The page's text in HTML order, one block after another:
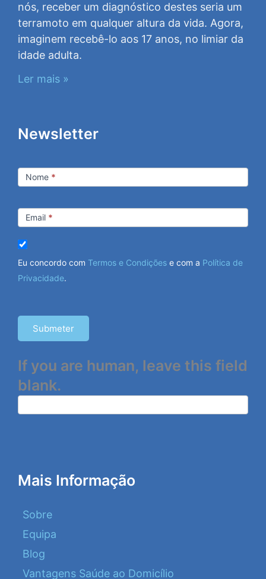
nós, receber um diagnóstico destes seria um
terramoto em qualquer altura da vida. Agora,
imaginem recebê-lo aos 17 anos, no limiar da
idade adulta.
Ler mais »
Newsletter
Nome *
Email *
Eu concordo com Termos e Condições e com a Política de
Privacidade.
Submeter
If you are human, leave this field
blank.
Mais Informação
Sobre
Equipa
Blog
Vantagens Saúde ao Domicílio